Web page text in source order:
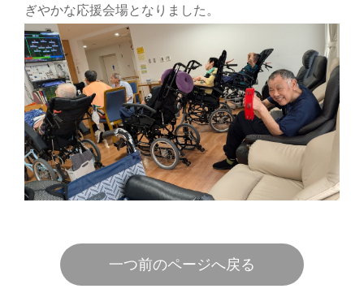
ぎやかな応援会場となりました。
一つ前のページへ戻る